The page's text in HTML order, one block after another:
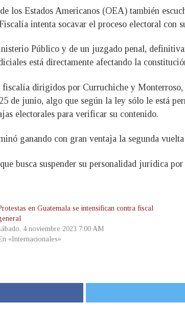
los Estados Americanos (OEA) también
intenta socavar el proceso electoral con
Público y de un juzgado penal,
está directamente afectando la
dirigidos por Curruchiche y
de junio, algo que según la ley sólo le está
electorales para verificar su contenido.
ganando con gran ventaja la segunda
busca suspender su personalidad jurídica
en Guatemala se intensifican contra fiscal
4 noviembre 2023 7:00 AM
«Internacionales»